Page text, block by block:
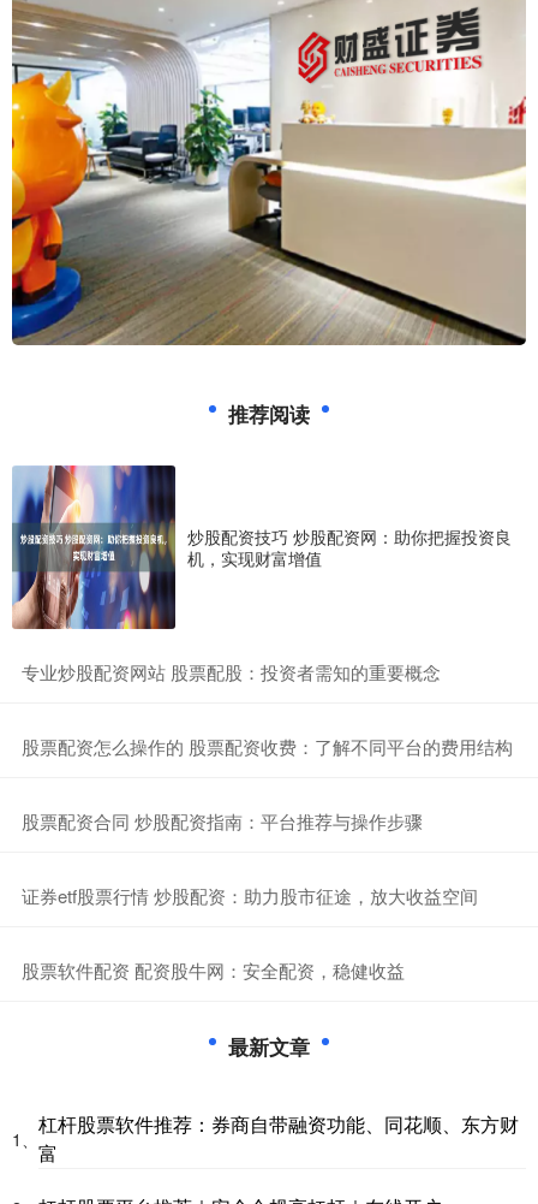
推荐阅读
炒股配资技巧 炒股配资网：助你把握投资良
机，实现财富增值
​专业炒股配资网站 股票配股：投资者需知的重要概念
​股票配资怎么操作的 股票配资收费：了解不同平台的费用结构
​股票配资合同 炒股配资指南：平台推荐与操作步骤
​证券etf股票行情 炒股配资：助力股市征途，放大收益空间
​股票软件配资 配资股牛网：安全配资，稳健收益
最新文章
1、
杠杆股票软件推荐：券商自带融资功能、同花顺、东方财
富